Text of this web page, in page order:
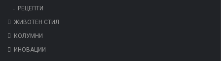
РЕЦЕПТИ
ЖИВОТЕН СТИЛ
КОЛУМНИ
ИНОВАЦИИ